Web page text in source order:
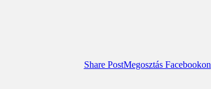
Share PostMegosztás Facebookon